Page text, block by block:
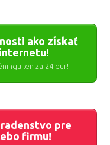
ako získať
len za 24 eur!
pre
firmu!